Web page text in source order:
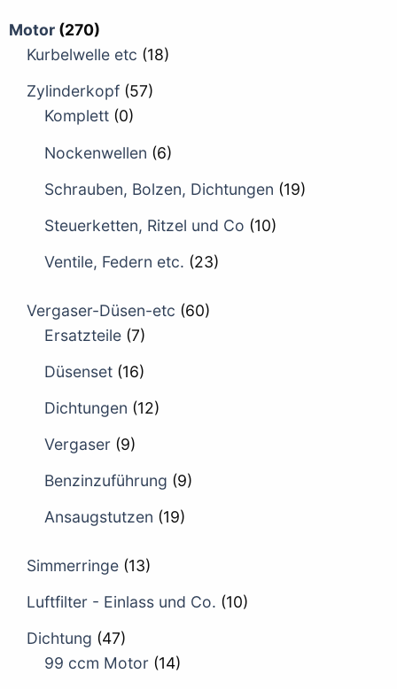
Motor (270)
Kurbelwelle etc (18)
Zylinderkopf (57)
Komplett (0)
Nockenwellen (6)
Schrauben, Bolzen, Dichtungen (19)
Steuerketten, Ritzel und Co (10)
Ventile, Federn etc. (23)
Vergaser-Düsen-etc (60)
Ersatzteile (7)
Düsenset (16)
Dichtungen (12)
Vergaser (9)
Benzinzuführung (9)
Ansaugstutzen (19)
Simmerringe (13)
Luftfilter - Einlass und Co. (10)
Dichtung (47)
99 ccm Motor (14)